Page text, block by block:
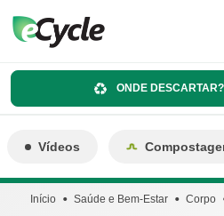
ONDE DESCARTAR?
Vídeos
Início Saúde e Bem-Estar Corpo